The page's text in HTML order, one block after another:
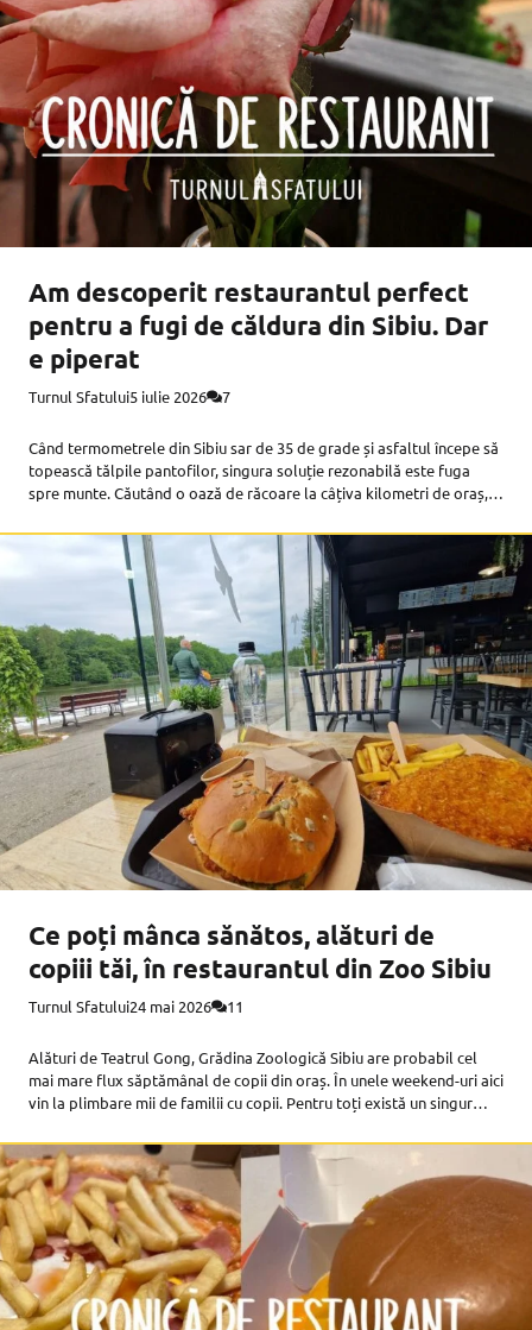
Am descoperit restaurantul perfect
pentru a fugi de căldura din Sibiu. Dar
e piperat
Turnul Sfatului5 iulie 2026 7
Când termometrele din Sibiu sar de 35 de grade și asfaltul începe să
topească tălpile pantofilor, singura soluție rezonabilă este fuga
spre munte. Căutând o oază de răcoare la câțiva kilometri de oraș,
Ce poți mânca sănătos, alături de
copiii tăi, în restaurantul din Zoo Sibiu
Turnul Sfatului24 mai 2026 11
Alături de Teatrul Gong, Grădina Zoologică Sibiu are probabil cel
mai mare flux săptămânal de copii din oraș. În unele weekend-uri aici
vin la plimbare mii de familii cu copii. Pentru toți există un singur